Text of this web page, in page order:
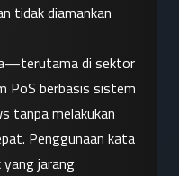
tidak diamankan
di sektor
PoS berbasis sistem
tanpa melakukan
Penggunaan kata
jarang